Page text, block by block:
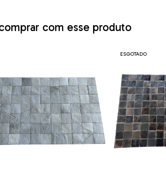
com esse produto
ESGOTADO